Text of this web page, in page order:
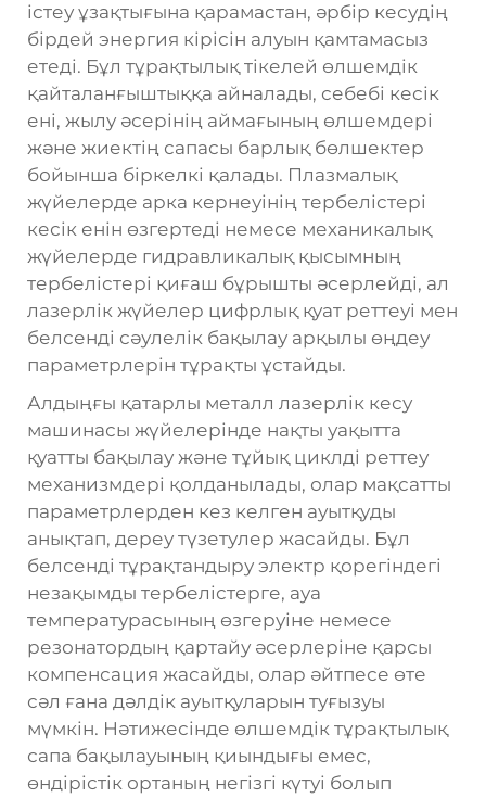
істеу ұзақтығына қарамастан, әрбір кесудің
бірдей энергия кірісін алуын қамтамасыз
етеді. Бұл тұрақтылық тікелей өлшемдік
қайталанғыштыққа айналады, себебі кесік
ені, жылу әсерінің аймағының өлшемдері
және жиектің сапасы барлық бөлшектер
бойынша біркелкі қалады. Плазмалық
жүйелерде арка кернеуінің тербелістері
кесік енін өзгертеді немесе механикалық
жүйелерде гидравликалық қысымның
тербелістері қиғаш бұрышты әсерлейді, ал
лазерлік жүйелер цифрлық қуат реттеуі мен
белсенді сәулелік бақылау арқылы өңдеу
параметрлерін тұрақты ұстайды.
Алдыңғы қатарлы металл лазерлік кесу
машинасы жүйелерінде нақты уақытта
қуатты бақылау және тұйық циклді реттеу
механизмдері қолданылады, олар мақсатты
параметрлерден кез келген ауытқуды
анықтап, дереу түзетулер жасайды. Бұл
белсенді тұрақтандыру электр қорегіндегі
незақымды тербелістерге, ауа
температурасының өзгеруіне немесе
резонатордың қартайу әсерлеріне қарсы
компенсация жасайды, олар әйтпесе өте
сәл ғана дәлдік ауытқуларын туғызуы
мүмкін. Нәтижесінде өлшемдік тұрақтылық
сапа бақылауының қиындығы емес,
өндірістік ортаның негізгі күтуі болып